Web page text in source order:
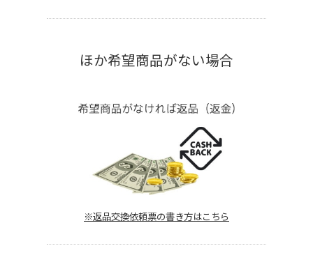
ほか希望商品がない場合
※返品交換依頼票の書き方はこちら